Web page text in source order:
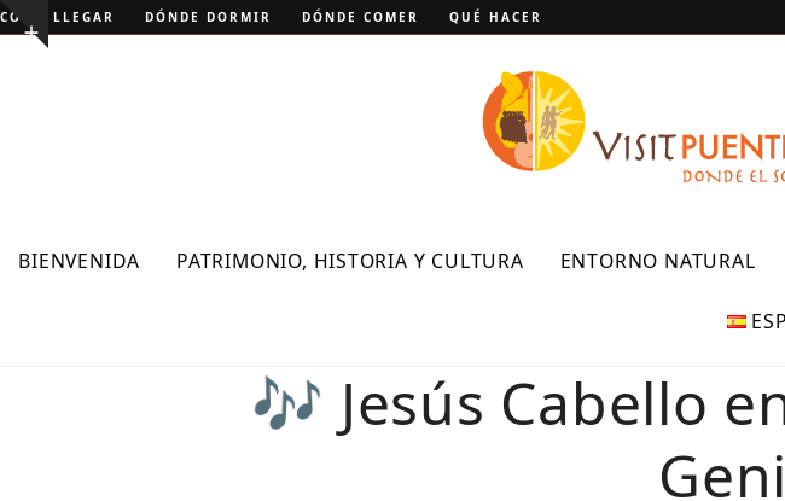
Skip
to Show
CÓMO LLEGAR DÓNDE DORMIR DÓNDE COMER QUÉ HACER
BIENVENIDA PATRIMONIO, HISTORIA Y CULTURA ENTORNO NATURAL
🎶 Jesús Cabello